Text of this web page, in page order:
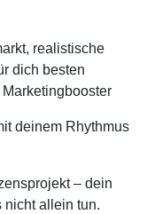
realistische
dich besten
deinem Rhythmus
– dein
nicht allein tun.